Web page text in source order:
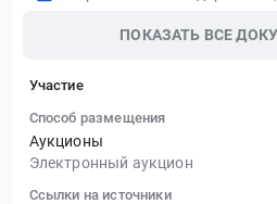
ПОКАЗАТЬ ВСЕ
Участие
Способ размещения
Аукционы
Электронный аукцион
Ссылки на источники